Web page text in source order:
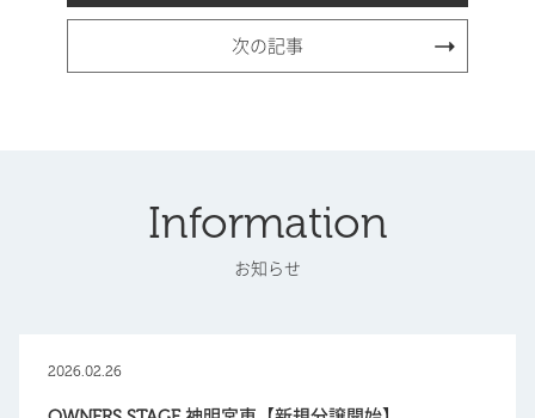
次の記事
Information
お知らせ
2026.02.26